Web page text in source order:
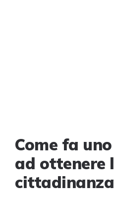
Come fa
ad ottenere